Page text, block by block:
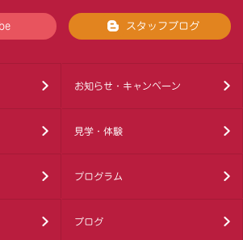
スタッフブログ
お知らせ・キャンペーン
見学・体験
プログラム
ブログ